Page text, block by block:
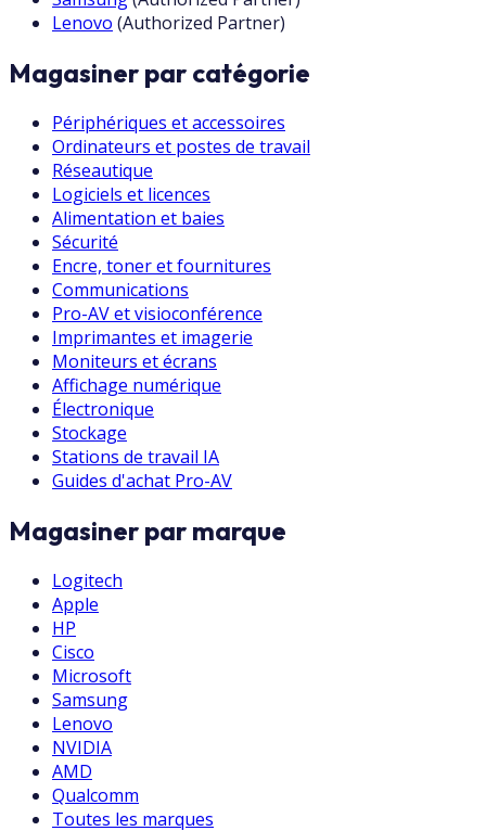
Lenovo (Authorized Partner)
Magasiner par catégorie
Périphériques et accessoires
Ordinateurs et postes de travail
Réseautique
Logiciels et licences
Alimentation et baies
Sécurité
Encre, toner et fournitures
Communications
Pro-AV et visioconférence
Imprimantes et imagerie
Moniteurs et écrans
Affichage numérique
Électronique
Stockage
Stations de travail IA
Guides d'achat Pro-AV
Magasiner par marque
Logitech
Apple
HP
Cisco
Microsoft
Samsung
Lenovo
NVIDIA
AMD
Qualcomm
Toutes les marques